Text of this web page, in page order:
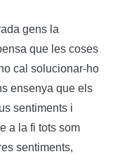
gens la
que les coses
cal solucionar-ho
ensenya que els
sentiments i
a la fi tots som
sentiments,